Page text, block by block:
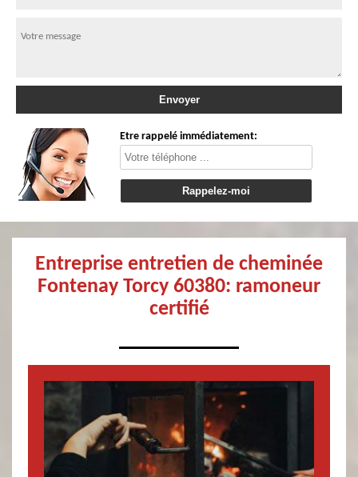
Etre rappelé immédiatement:
Entreprise entretien de cheminée
Fontenay Torcy 60380: ramoneur
certifié